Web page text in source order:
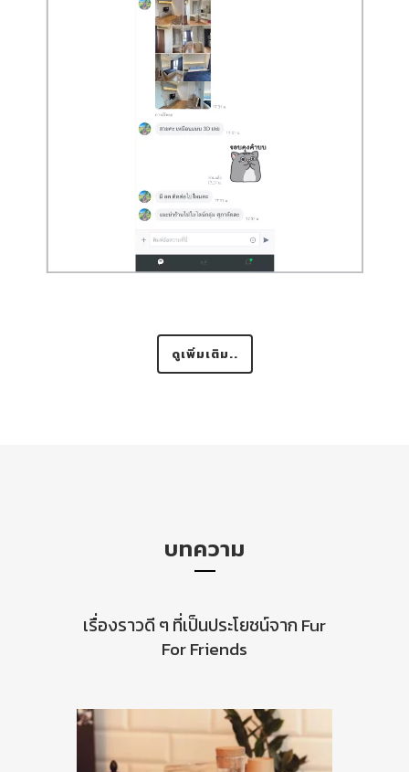
ดูเพิ่มเติม..
บทความ
เรื่องราวดี ๆ ที่เป็นประโยชน์จาก Fur
For Friends